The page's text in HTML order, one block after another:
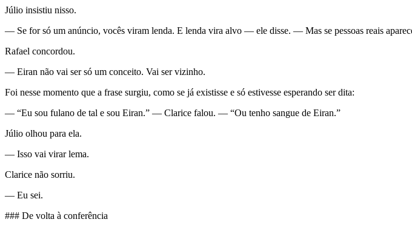
Júlio insistiu nisso.
— Se for só um anúncio, vocês viram lenda. E lenda vira alvo — ele disse. — Mas se pessoas reais
Rafael concordou.
— Eiran não vai ser só um conceito. Vai ser vizinho.
Foi nesse momento que a frase surgiu, como se já existisse e só estivesse esperando ser dita:
— “Eu sou fulano de tal e sou Eiran.” — Clarice falou. — “Ou tenho sangue de Eiran.”
Júlio olhou para ela.
— Isso vai virar lema.
Clarice não sorriu.
— Eu sei.
### De volta à conferência